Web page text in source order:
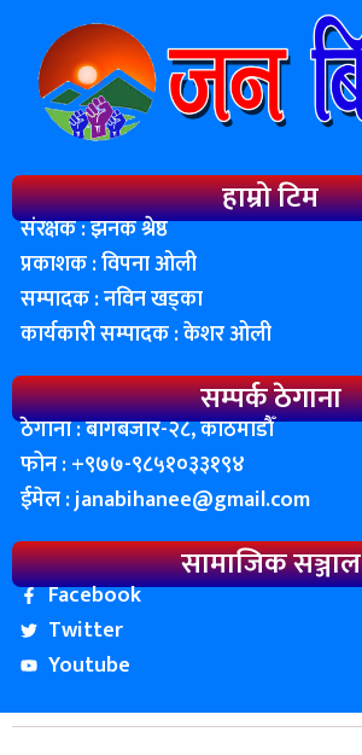
हाम्रो टिम
संरक्षक : झनक श्रेष्ठ
प्रकाशक : विपना ओली
सम्पादक : नविन खड्का
कार्यकारी सम्पादक : केशर ओली
सम्पर्क ठेगाना
ठेगाना : बागबजार-२८, काठमाडाैँ
फोन : ‌+९७७-९८५१०३३१९४
ईमेल :janabihanee@gmail.com
सामाजिक सञ्जाल
Facebook
Twitter
Youtube